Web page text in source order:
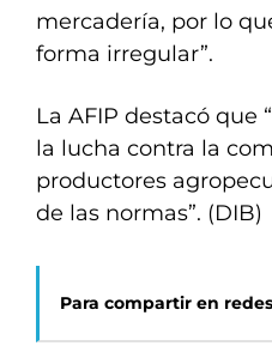
mercadería, por lo
forma irregular”.
La AFIP destacó
la lucha contra la
productores
de las normas”. (DIB)
Para compartir en redes